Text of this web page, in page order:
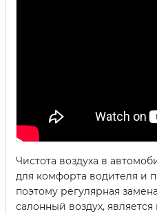
Чистота воздуха в
для комфорта водителя и
поэтому регулярная
салонный воздух,